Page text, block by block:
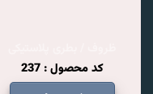
کد محصول : 237